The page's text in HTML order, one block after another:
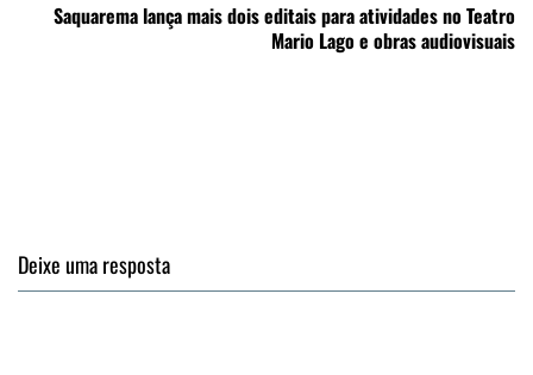
Saquarema lança mais dois editais para atividades no Teatro
Mario Lago e obras audiovisuais
Deixe uma resposta